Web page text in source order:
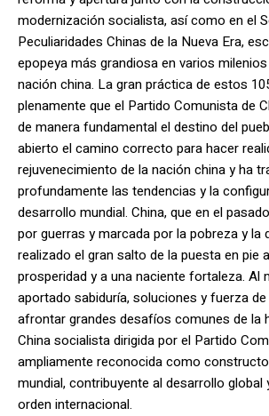
modernización socialista, así como en el
Peculiaridades Chinas de la Nueva Era,
epopeya más grandiosa en varios
nación china. La gran práctica de estos
plenamente que el Partido Comunista de
de manera fundamental el destino del
abierto el camino correcto para hacer
rejuvenecimiento de la nación china y ha
profundamente las tendencias y la
desarrollo mundial. China, que en el
por guerras y marcada por la pobreza y la
realizado el gran salto de la puesta en pie
prosperidad y a una naciente fortaleza. Al
aportado sabiduría, soluciones y fuerza de
afrontar grandes desafíos comunes de la
China socialista dirigida por el Partido
ampliamente reconocida como
mundial, contribuyente al desarrollo global
orden internacional.